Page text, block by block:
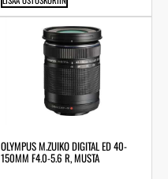
OLYMPUS M.ZUIKO DIGITAL ED 40-
150MM F4.0-5.6 R, MUSTA